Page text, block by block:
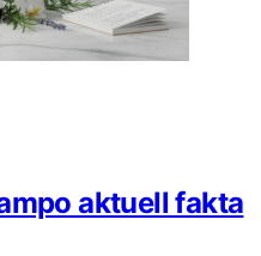
aktuell fakta